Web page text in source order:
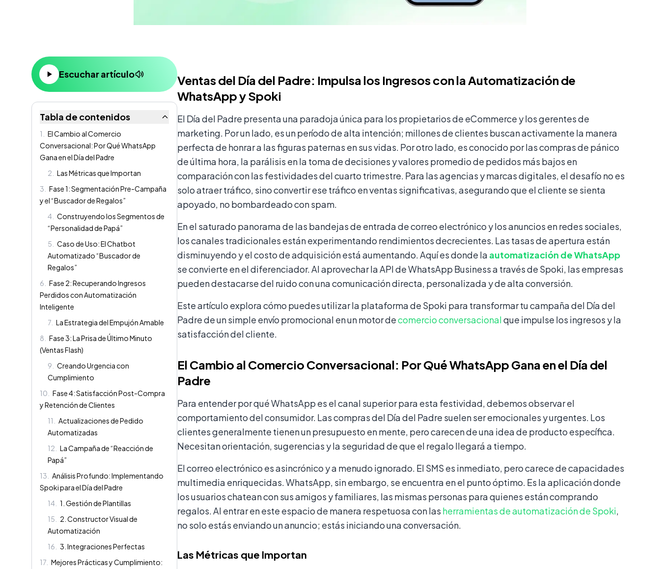
Escuchar artículo
Tabla de contenidos
1
El Cambio al Comercio
Conversacional: Por Qué WhatsApp
Gana en el Día del Padre
2
Las Métricas que Importan
3
Fase 1: Segmentación Pre-Campaña
y el “Buscador de Regalos”
4
Construyendo los Segmentos de
“Personalidad de Papá”
5
Caso de Uso: El Chatbot
Automatizado “Buscador de
Regalos”
6
Fase 2: Recuperando Ingresos
Perdidos con Automatización
Inteligente
7 La Estrategia del Empujón Amable
8
Fase 3: La Prisa de Último Minuto
(Ventas Flash)
9
Creando Urgencia con
Cumplimiento
10
Fase 4: Satisfacción Post-Compra
y Retención de Clientes
11
Actualizaciones de Pedido
Automatizadas
12
La Campaña de “Reacción de
Papá”
13
Análisis Profundo: Implementando
Spoki para el Día del Padre
14
1. Gestión de Plantillas
15
2. Constructor Visual de
Automatización
16
3. Integraciones Perfectas
17 Mejores Prácticas y Cumplimiento:
Ventas del Día del Padre: Impulsa los Ingresos con la Automatización de
WhatsApp y Spoki
El Día del Padre presenta una paradoja única para los propietarios de eCommerce y los gerentes de
marketing. Por un lado, es un período de alta intención; millones de clientes buscan activamente la manera
perfecta de honrar a las figuras paternas en sus vidas. Por otro lado, es conocido por las compras de pánico
de última hora, la parálisis en la toma de decisiones y valores promedio de pedidos más bajos en
comparación con las festividades del cuarto trimestre. Para las agencias y marcas digitales, el desafío no es
solo atraer tráfico, sino convertir ese tráfico en ventas significativas, asegurando que el cliente se sienta
apoyado, no bombardeado con spam.
En el saturado panorama de las bandejas de entrada de correo electrónico y los anuncios en redes sociales,
los canales tradicionales están experimentando rendimientos decrecientes. Las tasas de apertura están
disminuyendo y el costo de adquisición está aumentando. Aquí es donde la automatización de WhatsApp
se convierte en el diferenciador. Al aprovechar la API de WhatsApp Business a través de Spoki, las empresas
pueden destacarse del ruido con una comunicación directa, personalizada y de alta conversión.
Este artículo explora cómo puedes utilizar la plataforma de Spoki para transformar tu campaña del Día del
Padre de un simple envío promocional en un motor decomercio conversacionalque impulse los ingresos y la
satisfacción del cliente.
El Cambio al Comercio Conversacional: Por Qué WhatsApp Gana en el Día del
Padre
Para entender por qué WhatsApp es el canal superior para esta festividad, debemos observar el
comportamiento del consumidor. Las compras del Día del Padre suelen ser emocionales y urgentes. Los
clientes generalmente tienen un presupuesto en mente, pero carecen de una idea de producto específica.
Necesitan orientación, sugerencias y la seguridad de que el regalo llegará a tiempo.
El correo electrónico es asincrónico y a menudo ignorado. El SMS es inmediato, pero carece de capacidades
multimedia enriquecidas. WhatsApp, sin embargo, se encuentra en el punto óptimo. Es la aplicación donde
los usuarios chatean con sus amigos y familiares, las mismas personas para quienes están comprando
regalos. Al entrar en este espacio de manera respetuosa con las herramientas de automatización de Spoki,
no solo estás enviando un anuncio; estás iniciando una conversación.
Las Métricas que Importan